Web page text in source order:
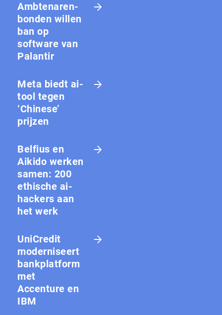
Amb­te­na­ren­
bon­den willen
ban op
software van
Palantir
Meta biedt ai-
tool tegen
‘Chinese’
prijzen
Belfius en
Aikido werken
samen: 200
ethische ai-
hackers aan
het werk
UniCredit
moderniseert
bankplatform
met
Accenture en
IBM